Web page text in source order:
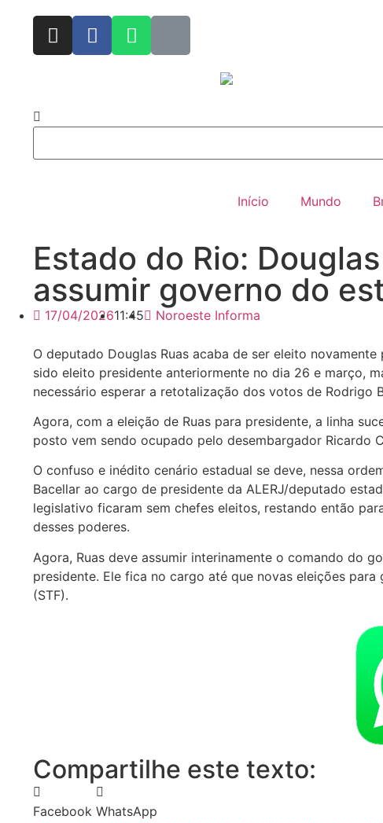
Início Mundo
Estado do Rio:
assumir governo do
17/04/202611:45 Noroeste Informa
O deputado Douglas Ruas acaba de ser eleito
sido eleito presidente anteriormente no dia 26 e março,
necessário esperar a retotalização dos votos de Rodrigo
Agora, com a eleição de Ruas para presidente, a linha
posto vem sendo ocupado pelo desembargador Ricardo
O confuso e inédito cenário estadual se deve, nessa
Bacellar ao cargo de presidente da ALERJ/deputado
legislativo ficaram sem chefes eleitos, restando então
desses poderes.
Agora, Ruas deve assumir interinamente o comando do
presidente. Ele fica no cargo até que novas eleições
(STF).
Compartilhe este texto:
Facebook WhatsApp